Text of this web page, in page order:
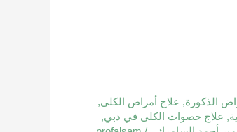
الذكورة, علاج أمراض الكلى,
, علاج حصوات الكلى في دبي,